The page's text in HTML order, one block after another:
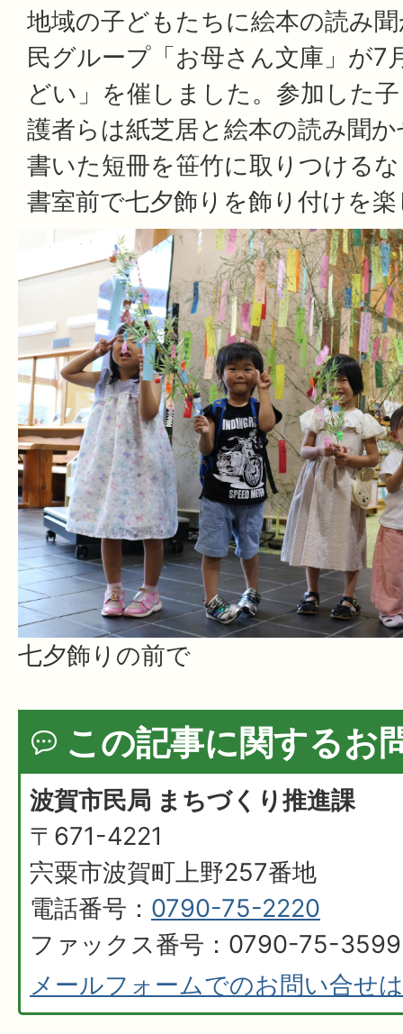
地域の子どもたちに絵本の読み
民グループ「お母さん文庫」が7
どい」を催しました。参加した
護者らは紙芝居と絵本の読み聞
書いた短冊を笹竹に取りつける
書室前で七夕飾りを飾り付けを
七夕飾りの前で
この記事に関するお
波賀市民局 まちづくり推進課
〒671-4221
宍粟市波賀町上野257番地
電話番号： 0790-75-2220
ファックス番号：0790-75-3599
メールフォームでのお問い合せ